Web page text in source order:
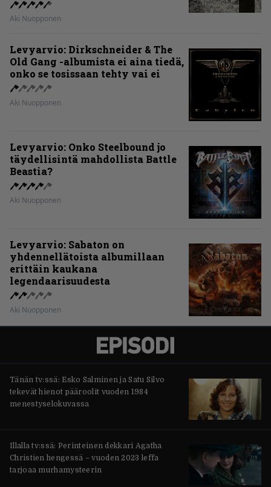
Aki Nuopponen
Levyarvio: Dirkschneider & The
Old Gang -albumista ei aina tiedä,
onko se tosissaan tehty vai ei
Aki Nuopponen
Levyarvio: Onko Steelbound jo
täydellisintä mahdollista Battle
Beastia?
Aki Nuopponen
Levyarvio: Sabaton on
yhdennellätoista albumillaan
erittäin kaukana
legendaarisuudesta
Aki Nuopponen
Tänän tv:ssä: Esko Salminen ja Satu Silvo
tekevät hienot pääroolit vuoden 1984
menestyselokuvassa
Illalla tv:ssä: Perinteinen dekkari Agatha
Christien hengessä – vuoden 2023 leffa
tarjoaa murhamysteerin